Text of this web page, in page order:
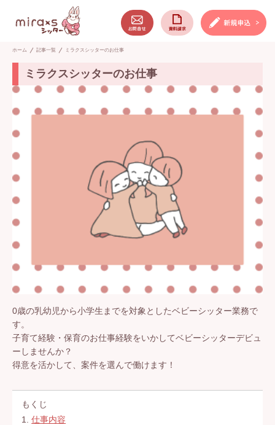
ホーム 記事一覧 ミラクスシッターのお仕事
ミラクスシッターのお仕事
0歳の乳幼児から小学生までを対象としたベビーシッター業務で
す。
子育て経験・保育のお仕事経験をいかしてベビーシッターデビュ
ーしませんか？
得意を活かして、案件を選んで働けます！
もくじ
1.
仕事内容